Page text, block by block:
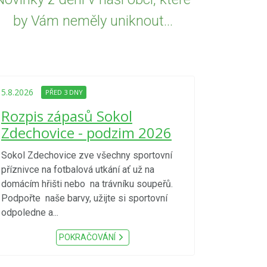
by Vám neměly uniknout...
5.8.2026 PŘED 3 DNY
Rozpis zápasů Sokol
Zdechovice - podzim 2026
Sokol Zdechovice zve všechny sportovní
příznivce na fotbalová utkání ať už na
domácím hřišti nebo na trávníku soupeřů.
Podpořte naše barvy, užijte si sportovní
odpoledne a...
POKRAČOVÁNÍ